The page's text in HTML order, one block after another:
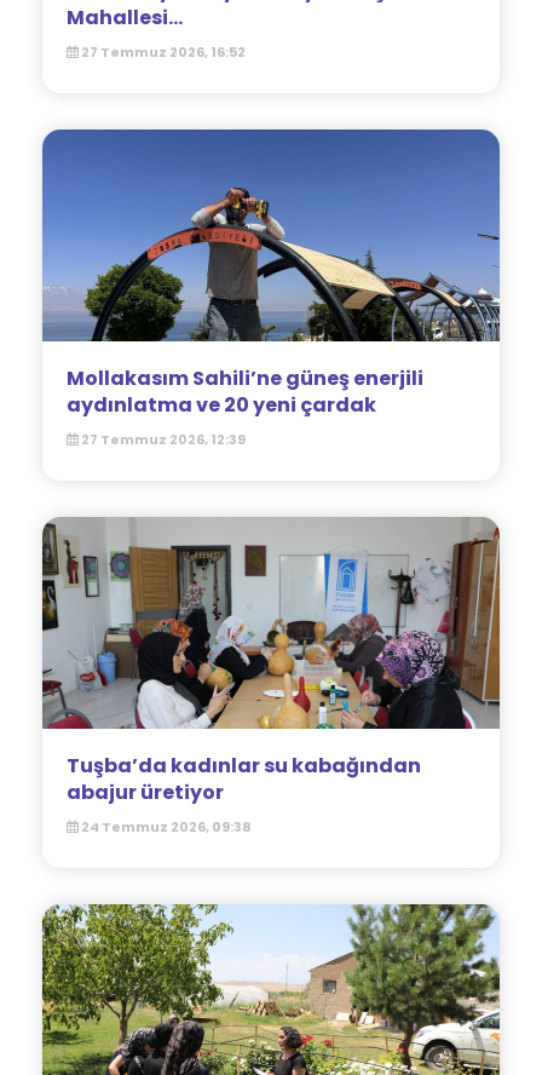
Mahallesi...
27 Temmuz 2026, 16:52
Mollakasım Sahili’ne güneş enerjili
aydınlatma ve 20 yeni çardak
27 Temmuz 2026, 12:39
Tuşba’da kadınlar su kabağından
abajur üretiyor
24 Temmuz 2026, 09:38